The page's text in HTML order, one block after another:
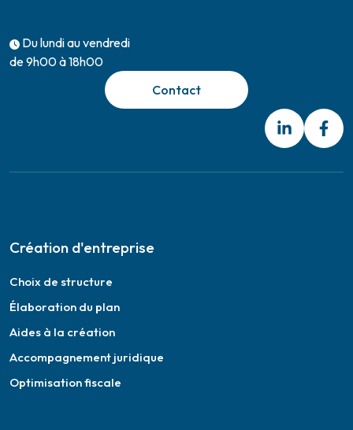
Du lundi au vendredi
de 9h00 à 18h00
Contact
Création d'entreprise
Choix de structure
Élaboration du plan
Aides à la création
Accompagnement juridique
Optimisation fiscale